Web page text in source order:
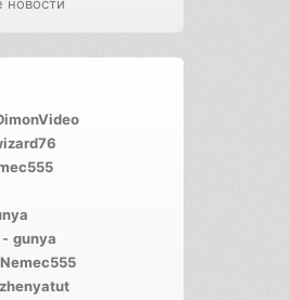
новости
- gunya
Nemec555
zhenyatut